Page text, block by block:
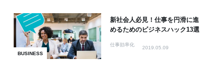
BUSINESS
新社会人必見！仕事を円滑に進
めるためのビジネスハック13選
仕事効率化
2019.05.09